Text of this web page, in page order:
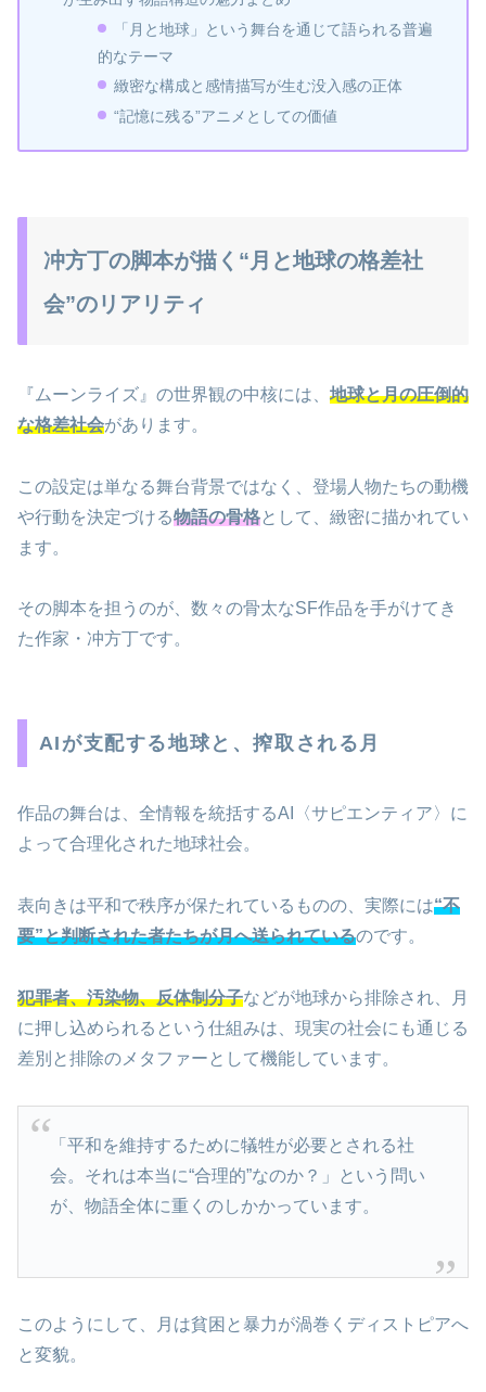
「月と地球」という舞台を通じて語られる普遍
的なテーマ
緻密な構成と感情描写が生む没入感の正体
“記憶に残る”アニメとしての価値
冲方丁の脚本が描く“月と地球の格差社
会”のリアリティ
『ムーンライズ』の世界観の中核には、 地球と月の圧倒的
な格差社会があります。
この設定は単なる舞台背景ではなく、登場人物たちの動機
や行動を決定づける物語の骨格として、緻密に描かれてい
ます。
その脚本を担うのが、数々の骨太なSF作品を手がけてき
た作家・冲方丁です。
AIが支配する地球と、搾取される月
作品の舞台は、全情報を統括するAI〈サピエンティア〉に
よって合理化された地球社会。
表向きは平和で秩序が保たれているものの、実際には“不
要”と判断された者たちが月へ送られているのです。
犯罪者、汚染物、反体制分子などが地球から排除され、月
に押し込められるという仕組みは、現実の社会にも通じる
差別と排除のメタファーとして機能しています。
「平和を維持するために犠牲が必要とされる社
会。それは本当に“合理的”なのか？」という問い
が、物語全体に重くのしかかっています。
このようにして、月は貧困と暴力が渦巻くディストピアへ
と変貌。